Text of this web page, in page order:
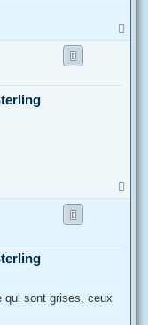
a
a
qui sont grises, ceux